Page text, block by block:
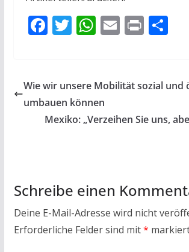
F
b
o
o
T
er
W
s
A
p
E
l
PrT
n
Wie wir unsere Mobilität sozial und
umbauen können
Mexiko: „Verzeihen Sie uns,
Schreibe einen
Deine E-Mail-Adresse wird nicht
Erforderliche Felder sind mit*